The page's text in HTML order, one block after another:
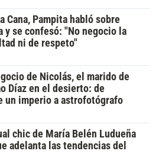
Cana, Pampita habló sobre
y se confesó: "No negocio la
ni de respeto"
de Nicolás, el marido de
Díaz en el desierto: de
un imperio a astrofotógrafo
chic de María Belén Ludueña
adelanta las tendencias del